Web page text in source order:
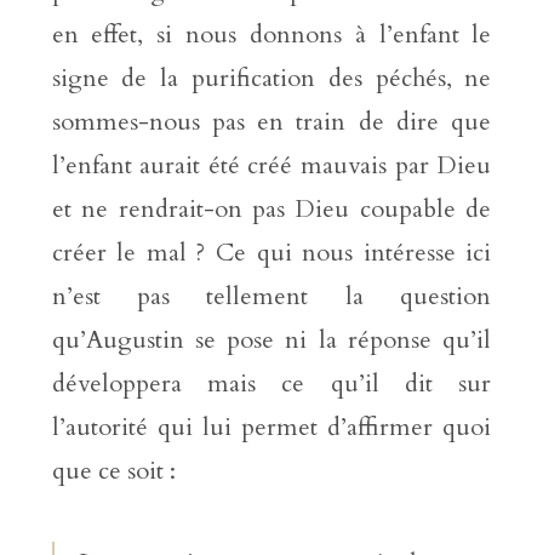
en effet, si nous donnons à l’enfant le
signe de la purification des péchés, ne
sommes-nous pas en train de dire que
l’enfant aurait été créé mauvais par Dieu
et ne rendrait-on pas Dieu coupable de
créer le mal ? Ce qui nous intéresse ici
n’est pas tellement la question
qu’Augustin se pose ni la réponse qu’il
développera mais ce qu’il dit sur
l’autorité qui lui permet d’affirmer quoi
que ce soit :